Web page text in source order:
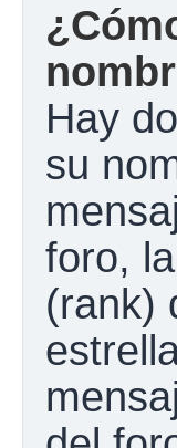
Hay
su
foro,
(rank)